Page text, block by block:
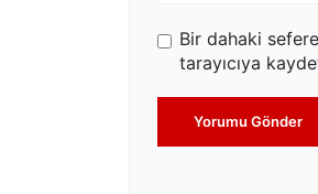
Bir dahaki
tarayıcıya
Yorumu Gönder